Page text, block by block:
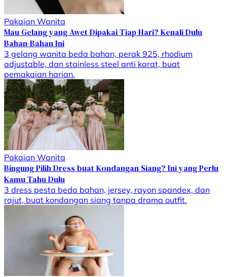
Pakaian Wanita
Mau Gelang yang Awet Dipakai Tiap Hari? Kenali Dulu
Bahan-Bahan Ini
3 gelang wanita beda bahan, perak 925, rhodium
adjustable, dan stainless steel anti karat, buat
pemakaian harian.
Pakaian Wanita
Bingung Pilih Dress buat Kondangan Siang? Ini yang Perlu
Kamu Tahu Dulu
3 dress pesta beda bahan, jersey, rayon spandex, dan
rajut, buat kondangan siang tanpa drama outfit.